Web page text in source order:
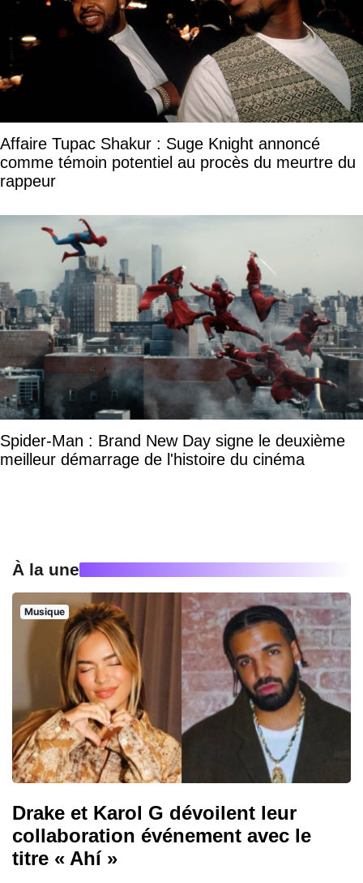
Affaire Tupac Shakur : Suge Knight annoncé
comme témoin potentiel au procès du meurtre du
rappeur
Spider-Man : Brand New Day signe le deuxième
meilleur démarrage de l'histoire du cinéma
À la une
Musique
Drake et Karol G dévoilent leur
collaboration événement avec le
titre « Ahí »